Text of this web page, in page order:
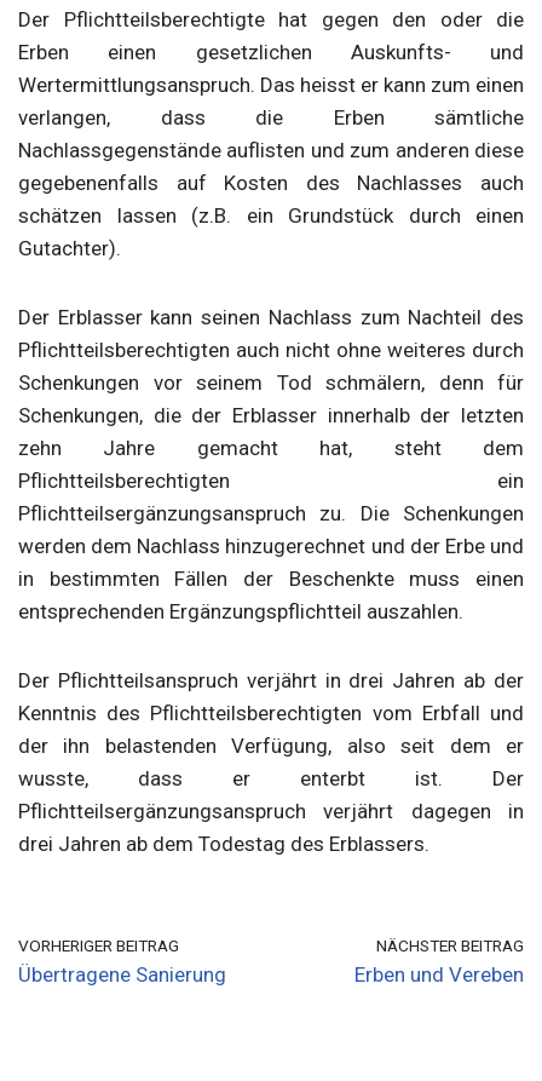
Der Pflichtteilsberechtigte hat gegen den oder die
Erben einen gesetzlichen Auskunfts- und
Wertermittlungsanspruch. Das heisst er kann zum einen
verlangen, dass die Erben sämtliche
Nachlassgegenstände auflisten und zum anderen diese
gegebenenfalls auf Kosten des Nachlasses auch
schätzen lassen (z.B. ein Grundstück durch einen
Gutachter).
Der Erblasser kann seinen Nachlass zum Nachteil des
Pflichtteilsberechtigten auch nicht ohne weiteres durch
Schenkungen vor seinem Tod schmälern, denn für
Schenkungen, die der Erblasser innerhalb der letzten
zehn Jahre gemacht hat, steht dem
Pflichtteilsberechtigten ein
Pflichtteilsergänzungsanspruch zu. Die Schenkungen
werden dem Nachlass hinzugerechnet und der Erbe und
in bestimmten Fällen der Beschenkte muss einen
entsprechenden Ergänzungspflichtteil auszahlen.
Der Pflichtteilsanspruch verjährt in drei Jahren ab der
Kenntnis des Pflichtteilsberechtigten vom Erbfall und
der ihn belastenden Verfügung, also seit dem er
wusste, dass er enterbt ist. Der
Pflichtteilsergänzungsanspruch verjährt dagegen in
drei Jahren ab dem Todestag des Erblassers.
VORHERIGER BEITRAG
Übertragene Sanierung
NÄCHSTER BEITRAG
Erben und Vereben